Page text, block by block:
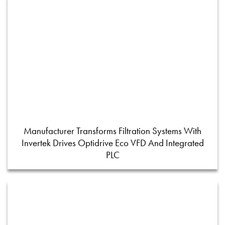
Manufacturer Transforms Filtration Systems With
Invertek Drives Optidrive Eco VFD And Integrated
PLC